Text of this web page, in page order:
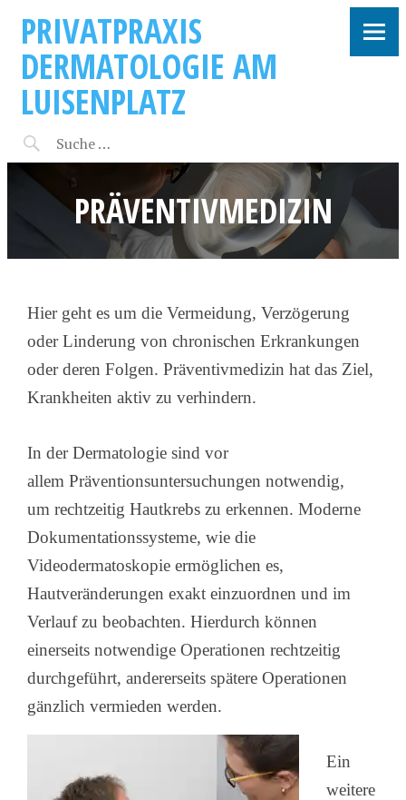
PRIVATPRAXIS
DERMATOLOGIE AM
LUISENPLATZ
PRÄVENTIVMEDIZIN
Hier geht es um die Vermeidung, Verzögerung
oder Linderung von chronischen Erkrankungen
oder deren Folgen. Präventivmedizin hat das Ziel,
Krankheiten aktiv zu verhindern.
In der Dermatologie sind vor
allem Präventionsuntersuchungen notwendig,
um rechtzeitig Hautkrebs zu erkennen. Moderne
Dokumentationssysteme, wie die
Videodermatoskopie ermöglichen es,
Hautveränderungen exakt einzuordnen und im
Verlauf zu beobachten. Hierdurch können
einerseits notwendige Operationen rechtzeitig
durchgeführt, andererseits spätere Operationen
gänzlich vermieden werden.
Ein
weitere